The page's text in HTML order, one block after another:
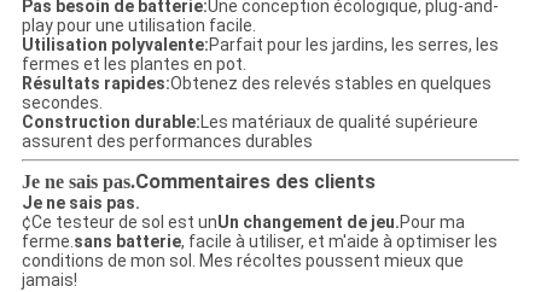
Pas besoin de batterie:Une conception écologique, plug-and-
play pour une utilisation facile.
Utilisation polyvalente:Parfait pour les jardins, les serres, les
fermes et les plantes en pot.
Résultats rapides:Obtenez des relevés stables en quelques
secondes.
Construction durable:Les matériaux de qualité supérieure
assurent des performances durables
Je ne sais pas.Commentaires des clients
Je ne sais pas.
¢Ce testeur de sol est unUn changement de jeu.Pour ma
ferme.sans batterie, facile à utiliser, et m'aide à optimiser les
conditions de mon sol. Mes récoltes poussent mieux que
jamais!